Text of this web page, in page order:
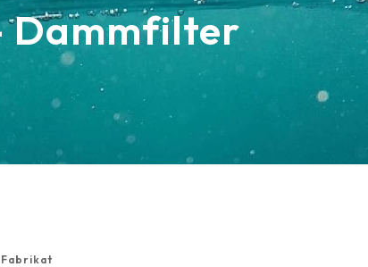
Dammfilter
Fabrikat